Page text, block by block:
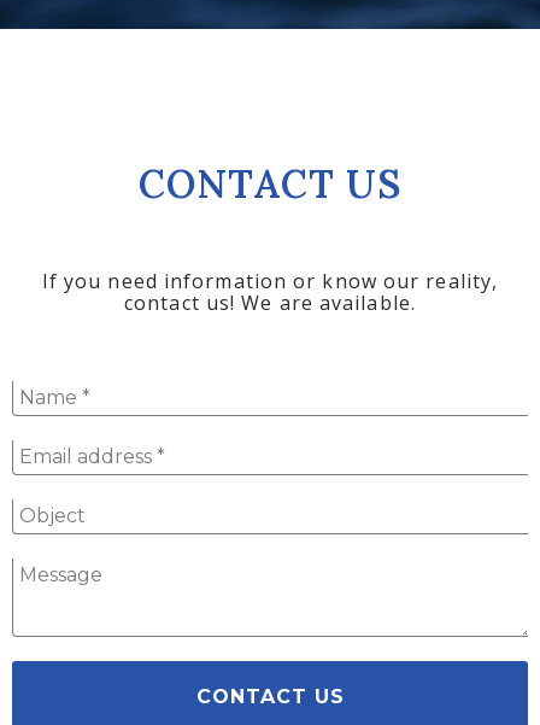
CONTACT US
If you need information or know our reality,
contact us! We are available.
CONTACT US